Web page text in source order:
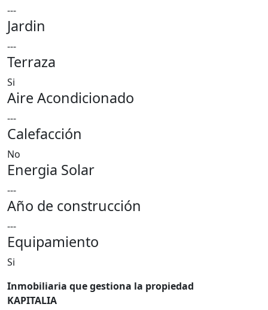
---
Jardin
---
Terraza
Si
Aire Acondicionado
---
Calefacción
No
Energia Solar
---
Año de construcción
---
Equipamiento
Si
Inmobiliaria que gestiona la propiedad
KAPITALIA